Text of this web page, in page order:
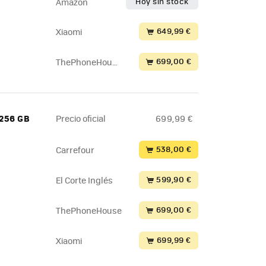
Xiaomi 649,99 €
ThePhoneHous
699,00 €
GB Precio oficial 699,99 €
Carrefour 538,00 €
El Corte Inglés 599,90 €
ThePhoneHouse 699,00 €
Xiaomi 699,99 €